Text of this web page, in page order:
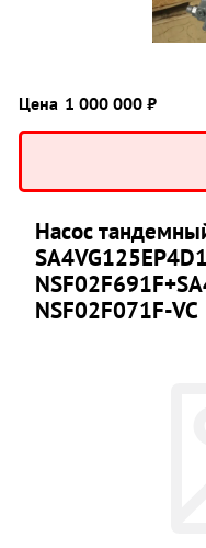
Цена 1 000 000 ₽
Насос
NSF02F071F-VC